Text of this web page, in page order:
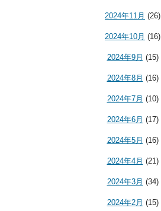
2024年11月 (26)
2024年10月 (16)
2024年9月 (15)
2024年8月 (16)
2024年7月 (10)
2024年6月 (17)
2024年5月 (16)
2024年4月 (21)
2024年3月 (34)
2024年2月 (15)